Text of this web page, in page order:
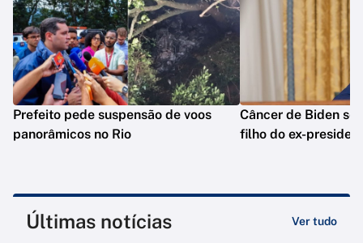
Prefeito pede suspensão de voos
panorâmicos no Rio
Câncer de Biden se
filho do ex-
Últimas notícias Ver tudo